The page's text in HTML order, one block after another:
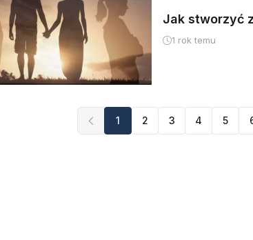
Jak stworzyć
1 rok temu
1 2 3 4 5